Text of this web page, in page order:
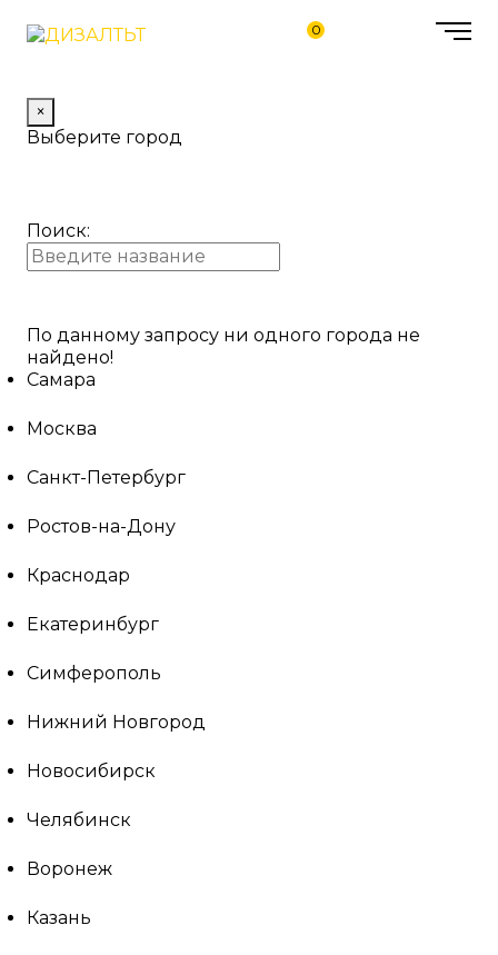
0
×
Выберите город
Поиск:
По данному запросу ни одного города не
найдено!
Самара
Москва
Санкт-Петербург
Ростов-на-Дону
Краснодар
Екатеринбург
Симферополь
Нижний Новгород
Новосибирск
Челябинск
Воронеж
Казань